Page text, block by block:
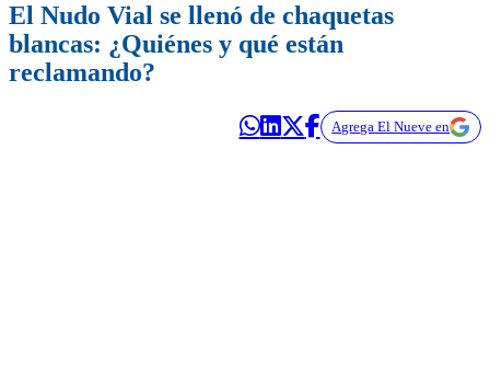
El Nudo Vial se llenó de chaquetas
blancas: ¿Quiénes y qué están
reclamando?
Agrega El Nueve en